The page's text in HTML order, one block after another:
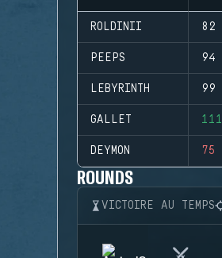
ROLDINII 82
PEEPS 94
LEBYRINTH 99
GALLET 111
DEYMON 75
ROUNDS
VICTOIRE AU TEMPS